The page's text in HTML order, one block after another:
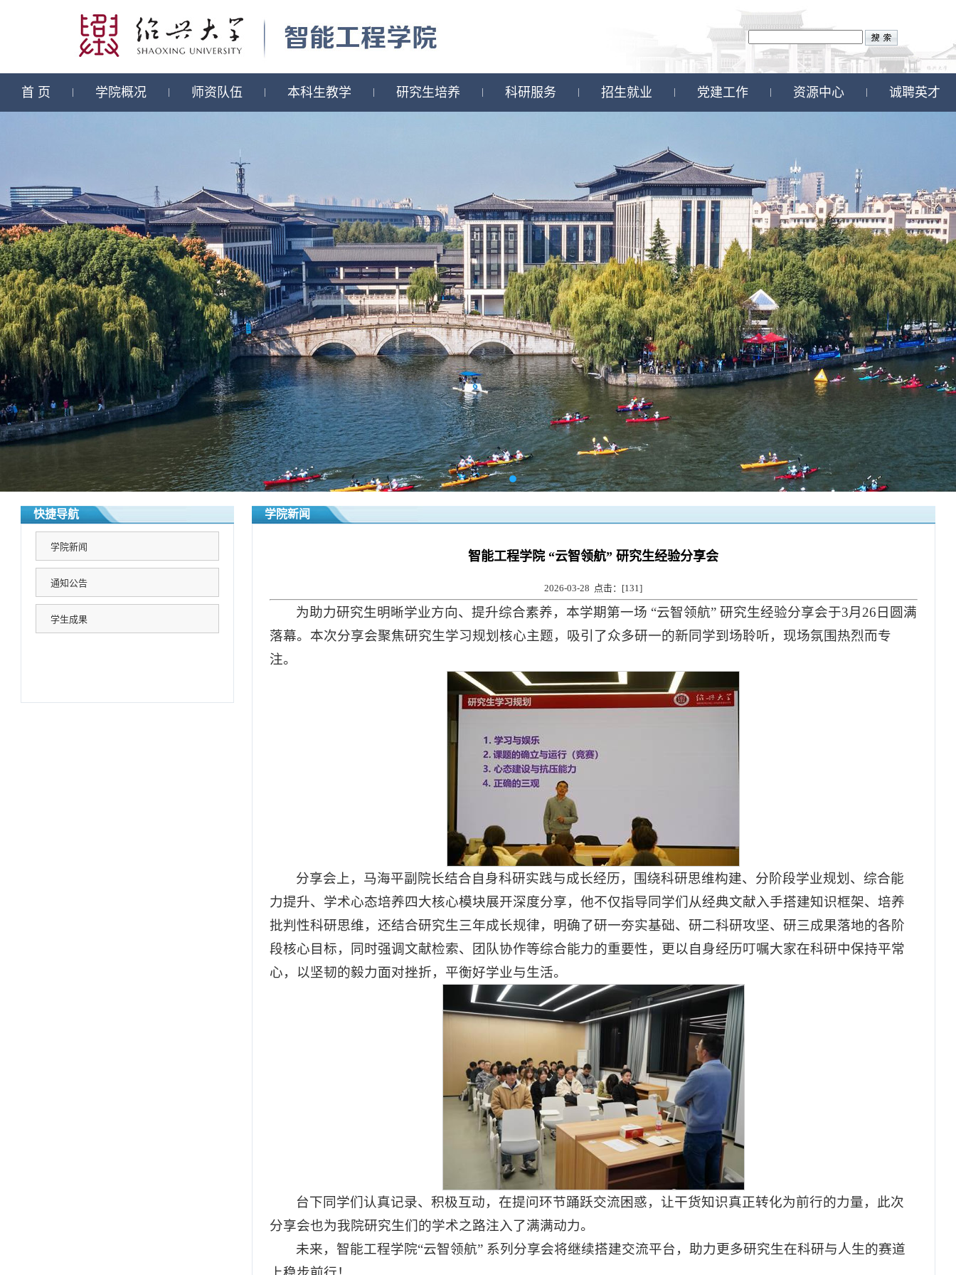
首 页 | 学院概况 | 师资队伍 | 本科生教学 | 研究生培养 | 科研服务 | 招生就业 | 党建工作 | 资源中心 | 诚聘英才
快捷导航
学院新闻
通知公告
学生成果
学院新闻
智能工程学院 “云智领航” 研究生经验分享会
2026-03-28 点击：[131]
为助力研究生明晰学业方向、提升综合素养，本学期第一场 “云智领航” 研究生经验分享会于3月26日圆满
落幕。本次分享会聚焦研究生学习规划核心主题，吸引了众多研一的新同学到场聆听，现场氛围热烈而专
注。
分享会上，马海平副院长结合自身科研实践与成长经历，围绕科研思维构建、分阶段学业规划、综合能
力提升、学术心态培养四大核心模块展开深度分享，他不仅指导同学们从经典文献入手搭建知识框架、培养
批判性科研思维，还结合研究生三年成长规律，明确了研一夯实基础、研二科研攻坚、研三成果落地的各阶
段核心目标，同时强调文献检索、团队协作等综合能力的重要性，更以自身经历叮嘱大家在科研中保持平常
心，以坚韧的毅力面对挫折，平衡好学业与生活。
台下同学们认真记录、积极互动，在提问环节踊跃交流困惑，让干货知识真正转化为前行的力量，此次
分享会也为我院研究生们的学术之路注入了满满动力。
未来，智能工程学院“云智领航” 系列分享会将继续搭建交流平台，助力更多研究生在科研与人生的赛道